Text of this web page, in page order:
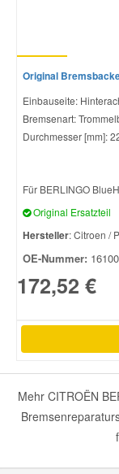
Original
Einbauseite:
Bremsenart:
Durchmesser [mm]:
Für BERLINGO
Original Ersatzteil
Hersteller: Citroen /
OE-Nummer:
172,52 €
Mehr CITROËN